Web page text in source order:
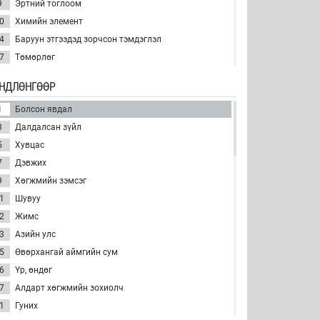
Эртний тоглоом
Химийн элемент
Баруун этгээдэд зорчсон тэмдэглэл
Төмөрлөг
Үг, зураг зэргээр хийдэг таавар
20
Эд хөрөнгийн эзэн
Ноос
Шувуу
Гоо сайхны брэнд
Дараа
Ширүүн
Нуур (Хойд Америк)
Өнгөлөх хэрэгсэл
Оросын алдарт зураач
Эд хөрөнгө, аж ахуй
Гэрэл
Тооны нэр
Болсон явдал
Далдалсан зүйл
Хувцас
Дэвжих
Хөгжмийн зэмсэг
Шувуу
Жимс
Азийн улс
Өвөрхангай аймгийн сум
Үр, өндөг
Алдарт хөгжмийн зохиолч
Гуних